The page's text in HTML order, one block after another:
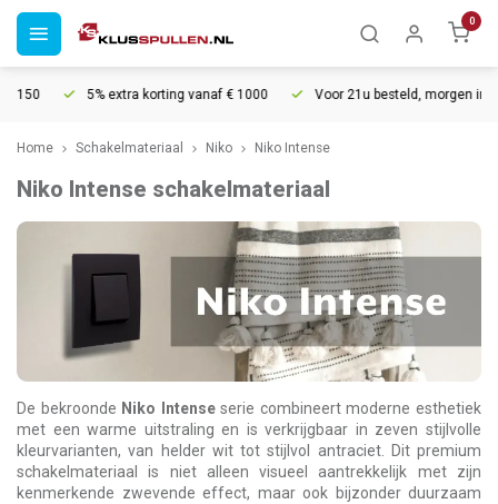
0
5% extra korting vanaf € 1000 Voor 21u besteld, morgen in huis*
Home Schakelmateriaal Niko Niko Intense
Niko Intense schakelmateriaal
De bekroonde Niko Intenseserie combineert moderne esthetiek
met een warme uitstraling en is verkrijgbaar in zeven stijlvolle
kleurvarianten, van helder wit tot stijlvol antraciet. Dit premium
schakelmateriaal is niet alleen visueel aantrekkelijk met zijn
kenmerkende zwevende effect, maar ook bijzonder duurzaam